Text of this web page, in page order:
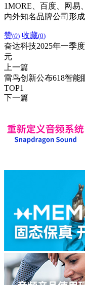
1MORE、百度、网易
内外知名品牌公司形
赞(0) 收藏(0)
奋达科技2025年一季
元
上一篇
雷鸟创新公布618智能
TOP1
下一篇